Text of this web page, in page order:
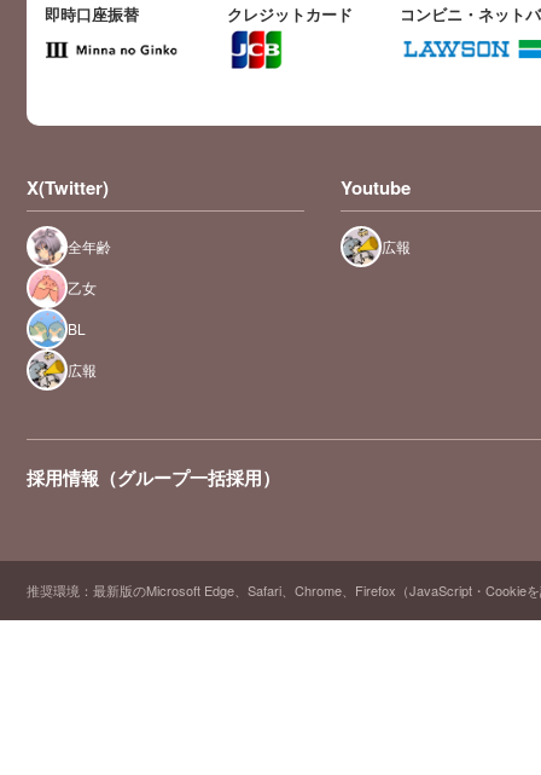
即時口座振替 クレジットカード コンビニ・ネット
X(Twitter)
全年齢
乙女
BL
広報
Youtube
広報
採用情報（グループ一括採用）
推奨環境：最新版のMicrosoft Edge、Safari、Chrome、Firefox（JavaScript・Cookie